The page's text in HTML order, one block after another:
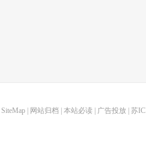
SiteMap | 网站归档 | 本站必读 | 广告投放 | 苏